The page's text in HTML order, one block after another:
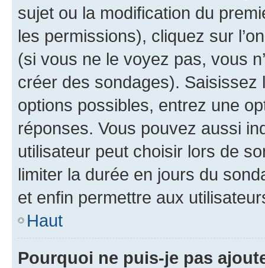
sujet ou la modification du
les permissions), cliquez sur
(si vous ne le voyez pas, vous
créer des sondages).
options possibles, entrez une
réponses. Vous pouvez aussi
utilisateur peut choisir lors de
limiter la durée en jours du
et enfin permettre aux
Haut
Pourquoi ne puis-je pas